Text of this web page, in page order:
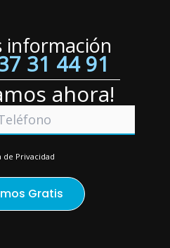
información
31 44 91
ahora!
Privacidad